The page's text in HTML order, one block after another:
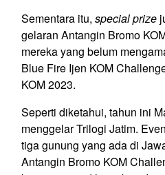
Sementara itu, special prize
gelaran Antangin Bromo
mereka yang belum
Blue Fire Ijen KOM
KOM 2023.
Seperti diketahui, tahun ini
menggelar Trilogi Jatim.
tiga gunung yang ada di
Antangin Bromo KOM